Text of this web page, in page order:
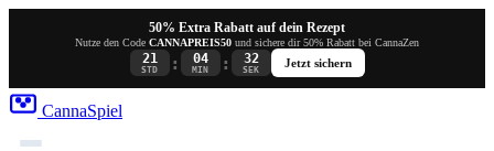
50% Extra Rabatt auf dein Rezept
Nutze den Code CANNAPREIS50 und sichere dir 50% Rabatt bei CannaZen
21
STD : 04
MIN : 32
SEK
Jetzt sichern
CannaSpiel